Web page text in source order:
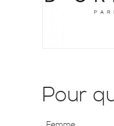
Pour